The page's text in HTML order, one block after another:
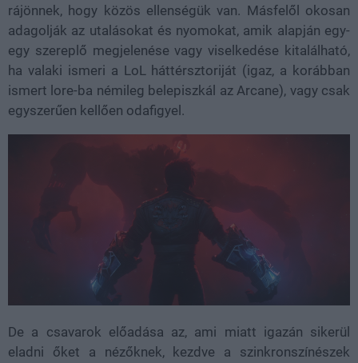
rájönnek, hogy közös ellenségük van. Másfelől okosan
adagolják az utalásokat és nyomokat, amik alapján egy-
egy szereplő megjelenése vagy viselkedése kitalálható,
ha valaki ismeri a LoL háttérsztoriját (igaz, a korábban
ismert lore-ba némileg belepiszkál az Arcane), vagy csak
egyszerűen kellően odafigyel.
De a csavarok előadása az, ami miatt igazán sikerül
eladni őket a nézőknek, kezdve a szinkronszínészek